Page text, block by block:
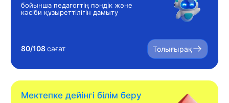
бойынша педагогтің пәндік және
кәсіби құзыреттілігін дамыту
80/108сағат Толығырақ
Мектепке дейінгі білім беру